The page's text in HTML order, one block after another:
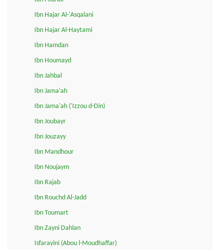
Ibn Hajar Al-'Asqalani
Ibn Hajar Al-Haytami
Ibn Hamdan
Ibn Houmayd
Ibn Jahbal
Ibn Jama'ah
Ibn Jama'ah ('Izzou d-Din)
Ibn Joubayr
Ibn Jouzayy
Ibn Mandhour
Ibn Noujaym
Ibn Rajab
Ibn Rouchd Al-Jadd
Ibn Toumart
Ibn Zayni Dahlan
Isfarayini (Abou l-Moudhaffar)